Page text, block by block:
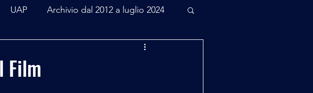
UAP Archivio dal 2012 a luglio 2024
Film